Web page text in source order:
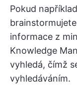
Pokud
informace z
Knowledge
vyhledá, čímž
vyhledáváním.